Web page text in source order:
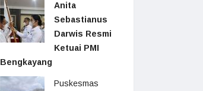
Anita
Sebastianus
Darwis Resmi
Ketuai PMI
Bengkayang
Puskesmas